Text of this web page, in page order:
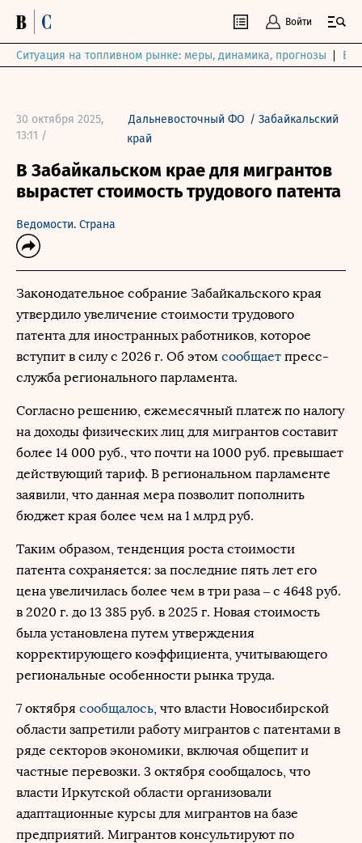
Войти
Ситуация на топливном рынке: меры, динамика, прогнозы
30 октября 2025,
13:11 /
Дальневосточный ФО / Забайкальский
край
В Забайкальском крае для мигрантов
вырастет стоимость трудового патента
Ведомости. Страна
Законодательное собрание Забайкальского края
утвердило увеличение стоимости трудового
патента для иностранных работников, которое
вступит в силу с 2026 г. Об этом сообщает пресс-
служба регионального парламента.
Согласно решению, ежемесячный платеж по налогу
на доходы физических лиц для мигрантов составит
более 14 000 руб., что почти на 1000 руб. превышает
действующий тариф. В региональном парламенте
заявили, что данная мера позволит пополнить
бюджет края более чем на 1 млрд руб.
Таким образом, тенденция роста стоимости
патента сохраняется: за последние пять лет его
цена увеличилась более чем в три раза – с 4648 руб.
в 2020 г. до 13 385 руб. в 2025 г. Новая стоимость
была установлена путем утверждения
корректирующего коэффициента, учитывающего
региональные особенности рынка труда.
7 октября сообщалось, что власти Новосибирской
области запретили работу мигрантов с патентами в
ряде секторов экономики, включая общепит и
частные перевозки. 3 октября сообщалось, что
власти Иркутской области организовали
адаптационные курсы для мигрантов на базе
предприятий. Мигрантов консультируют по